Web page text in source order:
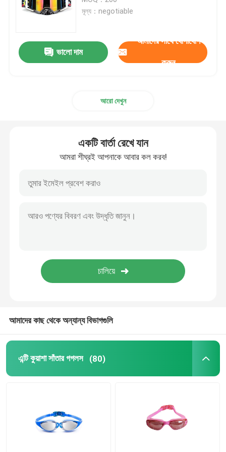
জলরোধী সুইম ক্যাপ
মোটরক্রস রেসিং গগলস
Polarized ক্রীড়া সানগ্লাস
শিল্প নিরাপত্তা গগলস
ডাইভিং সুইম ফিনস
এন্টি কুয়াশা লেন্স
অ্যান্টি ফগ ডাইভিং গগলস
মূল্য：negotiable
ভালো দাম
আমাদের সাথে যোগাযোগ
করুন
আরো দেখুন
একটি বার্তা রেখে যান
আমরা শীঘ্রই আপনাকে আবার কল করব!
আমাদের কাছ থেকে অন্যান্য বিভাগগুলি
এন্টি কুয়াশা সাঁতার গগলস (80)